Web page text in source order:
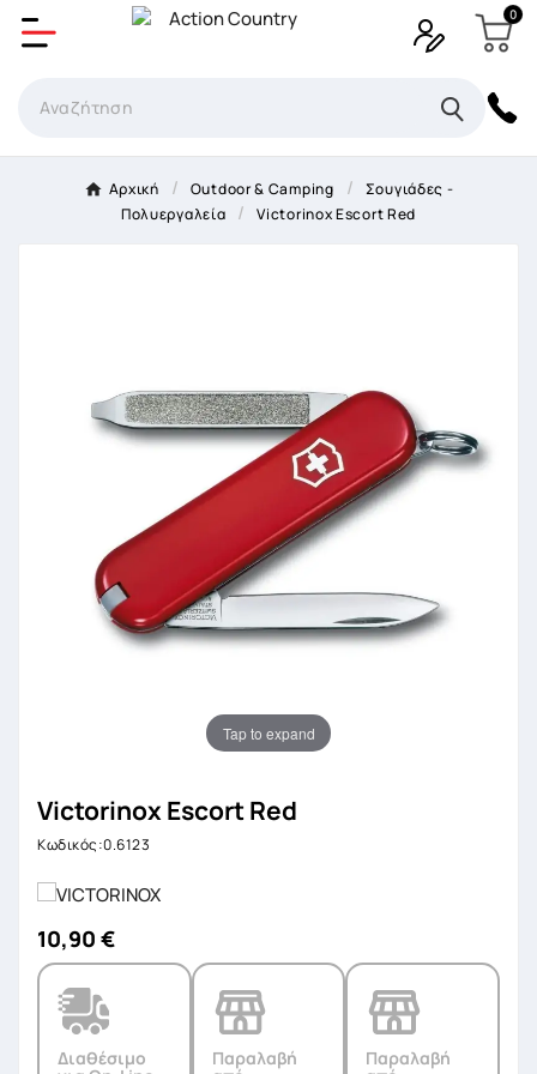
0
Αρχική Outdoor & Camping
Σουγιάδες -
Πολυεργαλεία
Victorinox Escort Red
Tap to expand
Victorinox Escort Red
Κωδικός:0.6123
10,90 €
Διαθέσιμο Παραλαβή Παραλαβή
Δημιουργία λίστα επιθυμητών
×
Όνομα Λίστα επιθυμιτών
Ακύρωση Δημιουργία λίστα επιθυμητών